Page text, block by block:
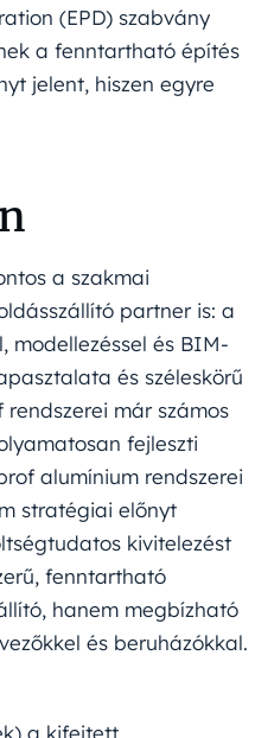
(EPD) szabvány
a fenntartható építés
jelent, hiszen egyre
a szakmai
partner is: a
modellezéssel és BIM-
és széleskörű
már számos
fejleszti
alumínium rendszerei
stratégiai előnyt
kivitelezést
fenntartható
hanem megbízható
és beruházókkal.
a kifejtett